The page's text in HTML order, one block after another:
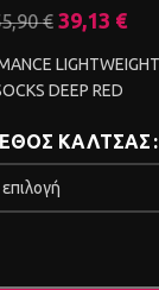
€ 39,13 €
DEEP RED
ΚΑΛΤΣΑΣ